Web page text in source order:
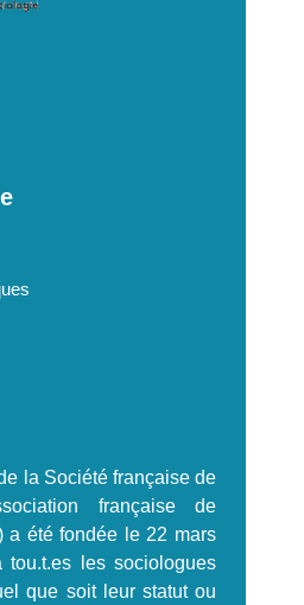
la Société française de
française de
a été fondée le 22 mars
tou.t.es les sociologues
que soit leur statut ou